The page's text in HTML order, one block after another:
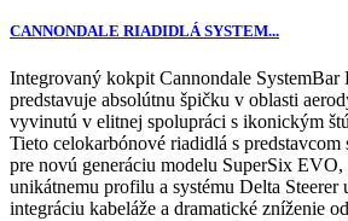
CANNONDALE RIADIDLÁ SYSTEM...
Integrovaný kokpit Cannondale
predstavuje absolútnu špičku v oblasti
vyvinutú v elitnej spolupráci s ikonickým
Tieto celokarbónové riadidlá s predstavcom
pre novú generáciu modelu SuperSix
unikátnemu profilu a systému Delta Steerer
integráciu kabeláže a dramatické zníženie